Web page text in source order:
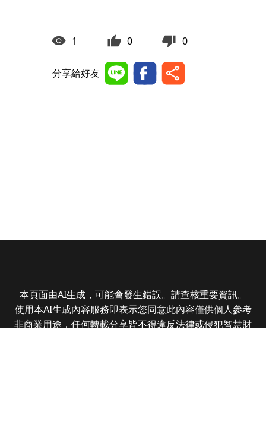
1 0 0
分享給好友
本頁面由AI生成，可能會發生錯誤。請查核重要資訊。
使用本AI生成內容服務即表示您同意此內容僅供個人參考
非商業用途，任何轉載分享皆不得違反法律或侵犯智慧財